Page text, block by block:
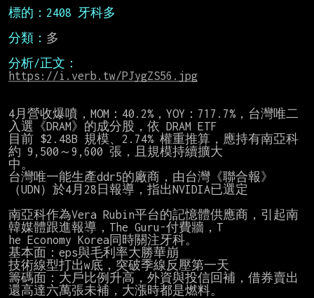
標的：2408 牙科多
分類： 多
分析/正文：
https://i.verb.tw/PJygZS56.jpg
4月營收爆噴，MOM：40.2%，YOY：717.7%，台灣唯二
入選《DRAM》的成分股，依 DRAM ETF
目前 $2.48B 規模、2.74% 權重推算，應持有南亞科
約 9,500～9,600 張，且規模持續擴大
中。
台灣唯一能生產ddr5的廠商，由台灣《聯合報》
（UDN）於4月28日報導，指出NVIDIA已選定
南亞科作為Vera Rubin平台的記憶體供應商，引起南
韓媒體跟進報導，The Guru-付費牆，T
he Economy Korea同時關注牙科。
基本面：eps與毛利率大勝華崩
技術線型打出w底，突破季線反壓第一天
籌碼面：大戶比例升高，外資與投信回補，借券賣出
還高達六萬張未補，大漲時都是燃料。